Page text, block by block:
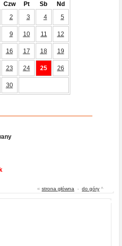
Czw Pt Sb
Nd
2 3 4 5
9 10 11 12
16 17 18 19
23 24 25 26
30
« strona główna - do góry ^